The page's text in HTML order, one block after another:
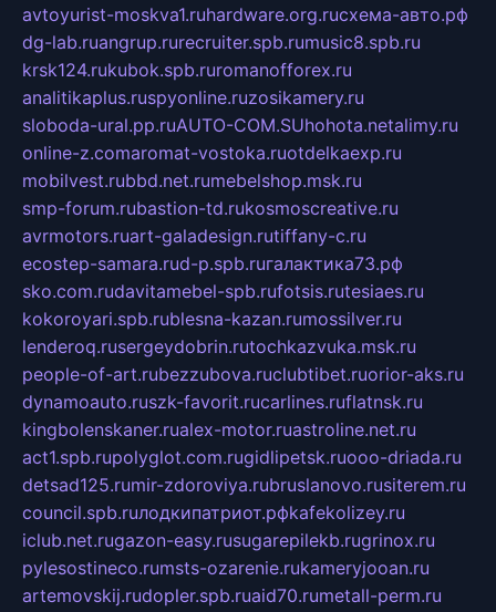
avtoyurist-moskva1.ruhardware.org.ruсхема-авто.рф
dg-lab.ruangrup.rurecruiter.spb.rumusic8.spb.ru
krsk124.rukubok.spb.ruromanofforex.ru
analitikaplus.ruspyonline.ruzosikamery.ru
sloboda-ural.pp.ruAUTO-COM.SUhohota.netalimy.ru
online-z.comaromat-vostoka.ruotdelkaexp.ru
mobilvest.rubbd.net.rumebelshop.msk.ru
smp-forum.rubastion-td.rukosmoscreative.ru
avrmotors.ruart-galadesign.rutiffany-c.ru
ecostep-samara.rud-p.spb.ruгалактика73.рф
sko.com.rudavitamebel-spb.rufotsis.rutesiaes.ru
kokoroyari.spb.rublesna-kazan.rumossilver.ru
lenderoq.rusergeydobrin.rutochkazvuka.msk.ru
people-of-art.rubezzubova.ruclubtibet.ruorior-aks.ru
dynamoauto.ruszk-favorit.rucarlines.ruflatnsk.ru
kingbolenskaner.rualex-motor.ruastroline.net.ru
act1.spb.rupolyglot.com.rugidlipetsk.ruooo-driada.ru
detsad125.rumir-zdoroviya.rubruslanovo.rusiterem.ru
council.spb.ruлодкипатриот.рфkafekolizey.ru
iclub.net.rugazon-easy.rusugarepilekb.rugrinox.ru
pylesostineco.rumsts-ozarenie.rukameryjooan.ru
artemovskij.rudopler.spb.ruaid70.rumetall-perm.ru